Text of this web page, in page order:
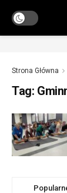
Strona Główna
Tag: